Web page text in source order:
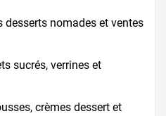
desserts nomades et ventes
sucrés, verrines et
crèmes dessert et